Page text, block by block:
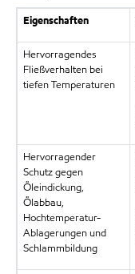
Eigenschaften
Hervorragendes
Fließverhalten bei
tiefen Temperaturen
Hervorragender
Schutz gegen
Öleindickung,
Ölabbau,
Hochtemperatur-
Ablagerungen und
Schlammbildung